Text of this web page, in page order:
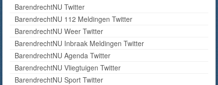
BarendrechtNU Twitter
BarendrechtNU 112 Meldingen Twitter
BarendrechtNU Weer Twitter
BarendrechtNU Inbraak Meldingen Twitter
BarendrechtNU Agenda Twitter
BarendrechtNU Vliegtuigen Twitter
BarendrechtNU Sport Twitter